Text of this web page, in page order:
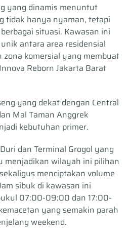
yang dinamis menuntut
tidak hanya nyaman, tetapi
situasi. Kawasan ini
antara area residensial
zona komersial yang membuat
Reborn Jakarta Barat
yang dekat dengan Central
Mal Taman Anggrek
kebutuhan primer.
dan Terminal Grogol yang
menjadikan wilayah ini pilihan
menciptakan volume
sibuk di kawasan ini
07:00-09:00 dan 17:00-
yang semakin parah
weekend.